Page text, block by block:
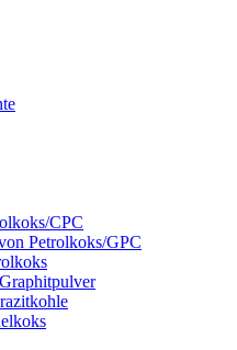
CPC
Petrolkoks/GPC